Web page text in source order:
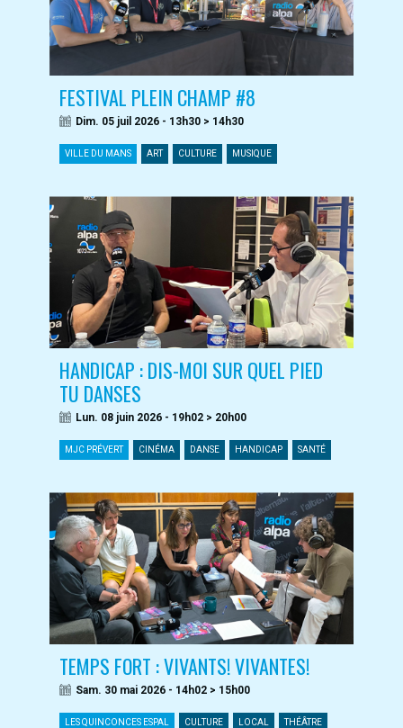
FESTIVAL PLEIN CHAMP #8
Dim. 05 juil 2026 - 13h30 > 14h30
VILLE DU MANS ART CULTURE MUSIQUE
HANDICAP : DIS-MOI SUR QUEL PIED
TU DANSES
Lun. 08 juin 2026 - 19h02 > 20h00
MJC PRÉVERT CINÉMA DANSE HANDICAP SANTÉ
TEMPS FORT : VIVANTS! VIVANTES!
Sam. 30 mai 2026 - 14h02 > 15h00
LES QUINCONCES ESPAL CULTURE LOCAL THÉÂTRE